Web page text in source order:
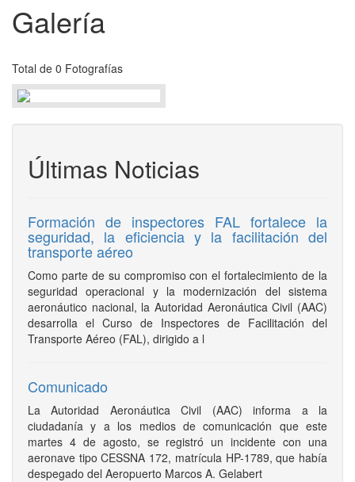
Galería
Total de 0 Fotografías
Últimas Noticias
Formación de inspectores FAL fortalece la
seguridad, la eficiencia y la facilitación del
transporte aéreo
Como parte de su compromiso con el fortalecimiento de la
seguridad operacional y la modernización del sistema
aeronáutico nacional, la Autoridad Aeronáutica Civil (AAC)
desarrolla el Curso de Inspectores de Facilitación del
Transporte Aéreo (FAL), dirigido a l
Comunicado
La Autoridad Aeronáutica Civil (AAC) informa a la
ciudadanía y a los medios de comunicación que este
martes 4 de agosto, se registró un incidente con una
aeronave tipo CESSNA 172, matrícula HP-1789, que había
despegado del Aeropuerto Marcos A. Gelabert